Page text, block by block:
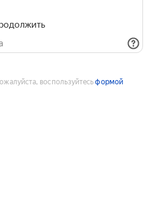
воспользуйтесьформой